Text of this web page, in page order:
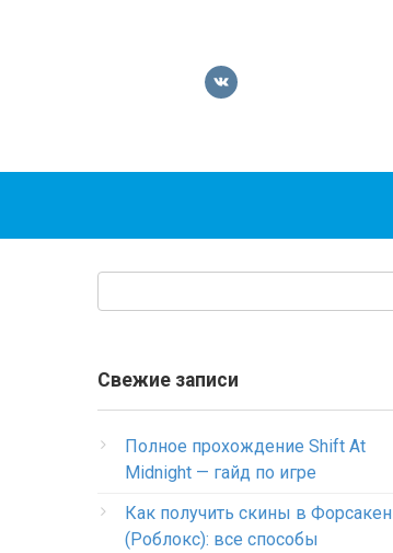
Свежие записи
Полное прохождение Shift At
Midnight — гайд по игре
Как получить скины в Форсакен
(Роблокс): все способы